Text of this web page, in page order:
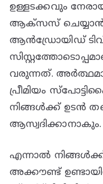
ഉള്ളടക്കവും
ആക്‌സസ് ചെയ്യാൻ
ആൻഡ്രോയിഡ് ടിവി
വരുന്നത്.
പ്രീമിയം
നിങ്ങൾക്ക് ഉടൻ
ആസ്വദിക്കാനാകും.
എന്നാൽ
അക്കൗണ്ട്